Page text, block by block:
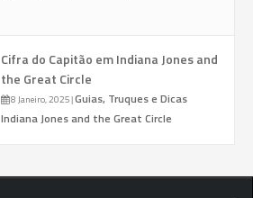
Cifra do Capitão em Indiana Jones and
the Great Circle
8 Janeiro, 2025|Guias, Truques e Dicas
Indiana Jones and the Great Circle